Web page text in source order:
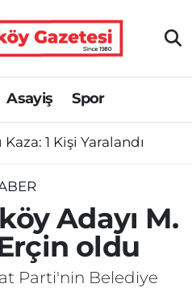
Asayiş Spor
1 Kişi Yaralandı
Adayı M.
oldu
Parti'nin Belediye
Haritası
ve Fikstür